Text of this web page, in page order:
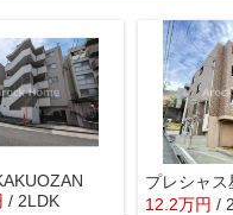
/ 2LDK
プレシャ
12.2万円 /